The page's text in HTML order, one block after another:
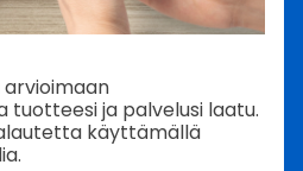
tuotteesi ja palvelusi laatu.
käyttämällä